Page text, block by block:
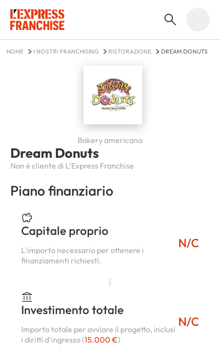
HOME I NOSTRI FRANCHISING RISTORAZIONE DREAM DONUTS
Dream Donuts
Non é cliente di L'Express Franchise
Bakery americana
Piano finanziario
Capitale proprio
L'importo necessario per ottenere i
finanziamenti richiesti.
N/C
Investimento totale
Importo totale per avviare il progetto, inclusi
i diritti d'ingresso (15.000 €)
N/C